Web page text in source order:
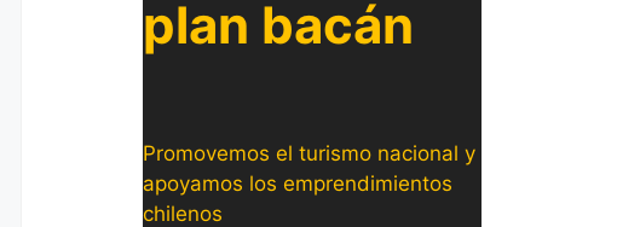
plan bacán
Promovemos el turismo nacional y
apoyamos los emprendimientos
chilenos